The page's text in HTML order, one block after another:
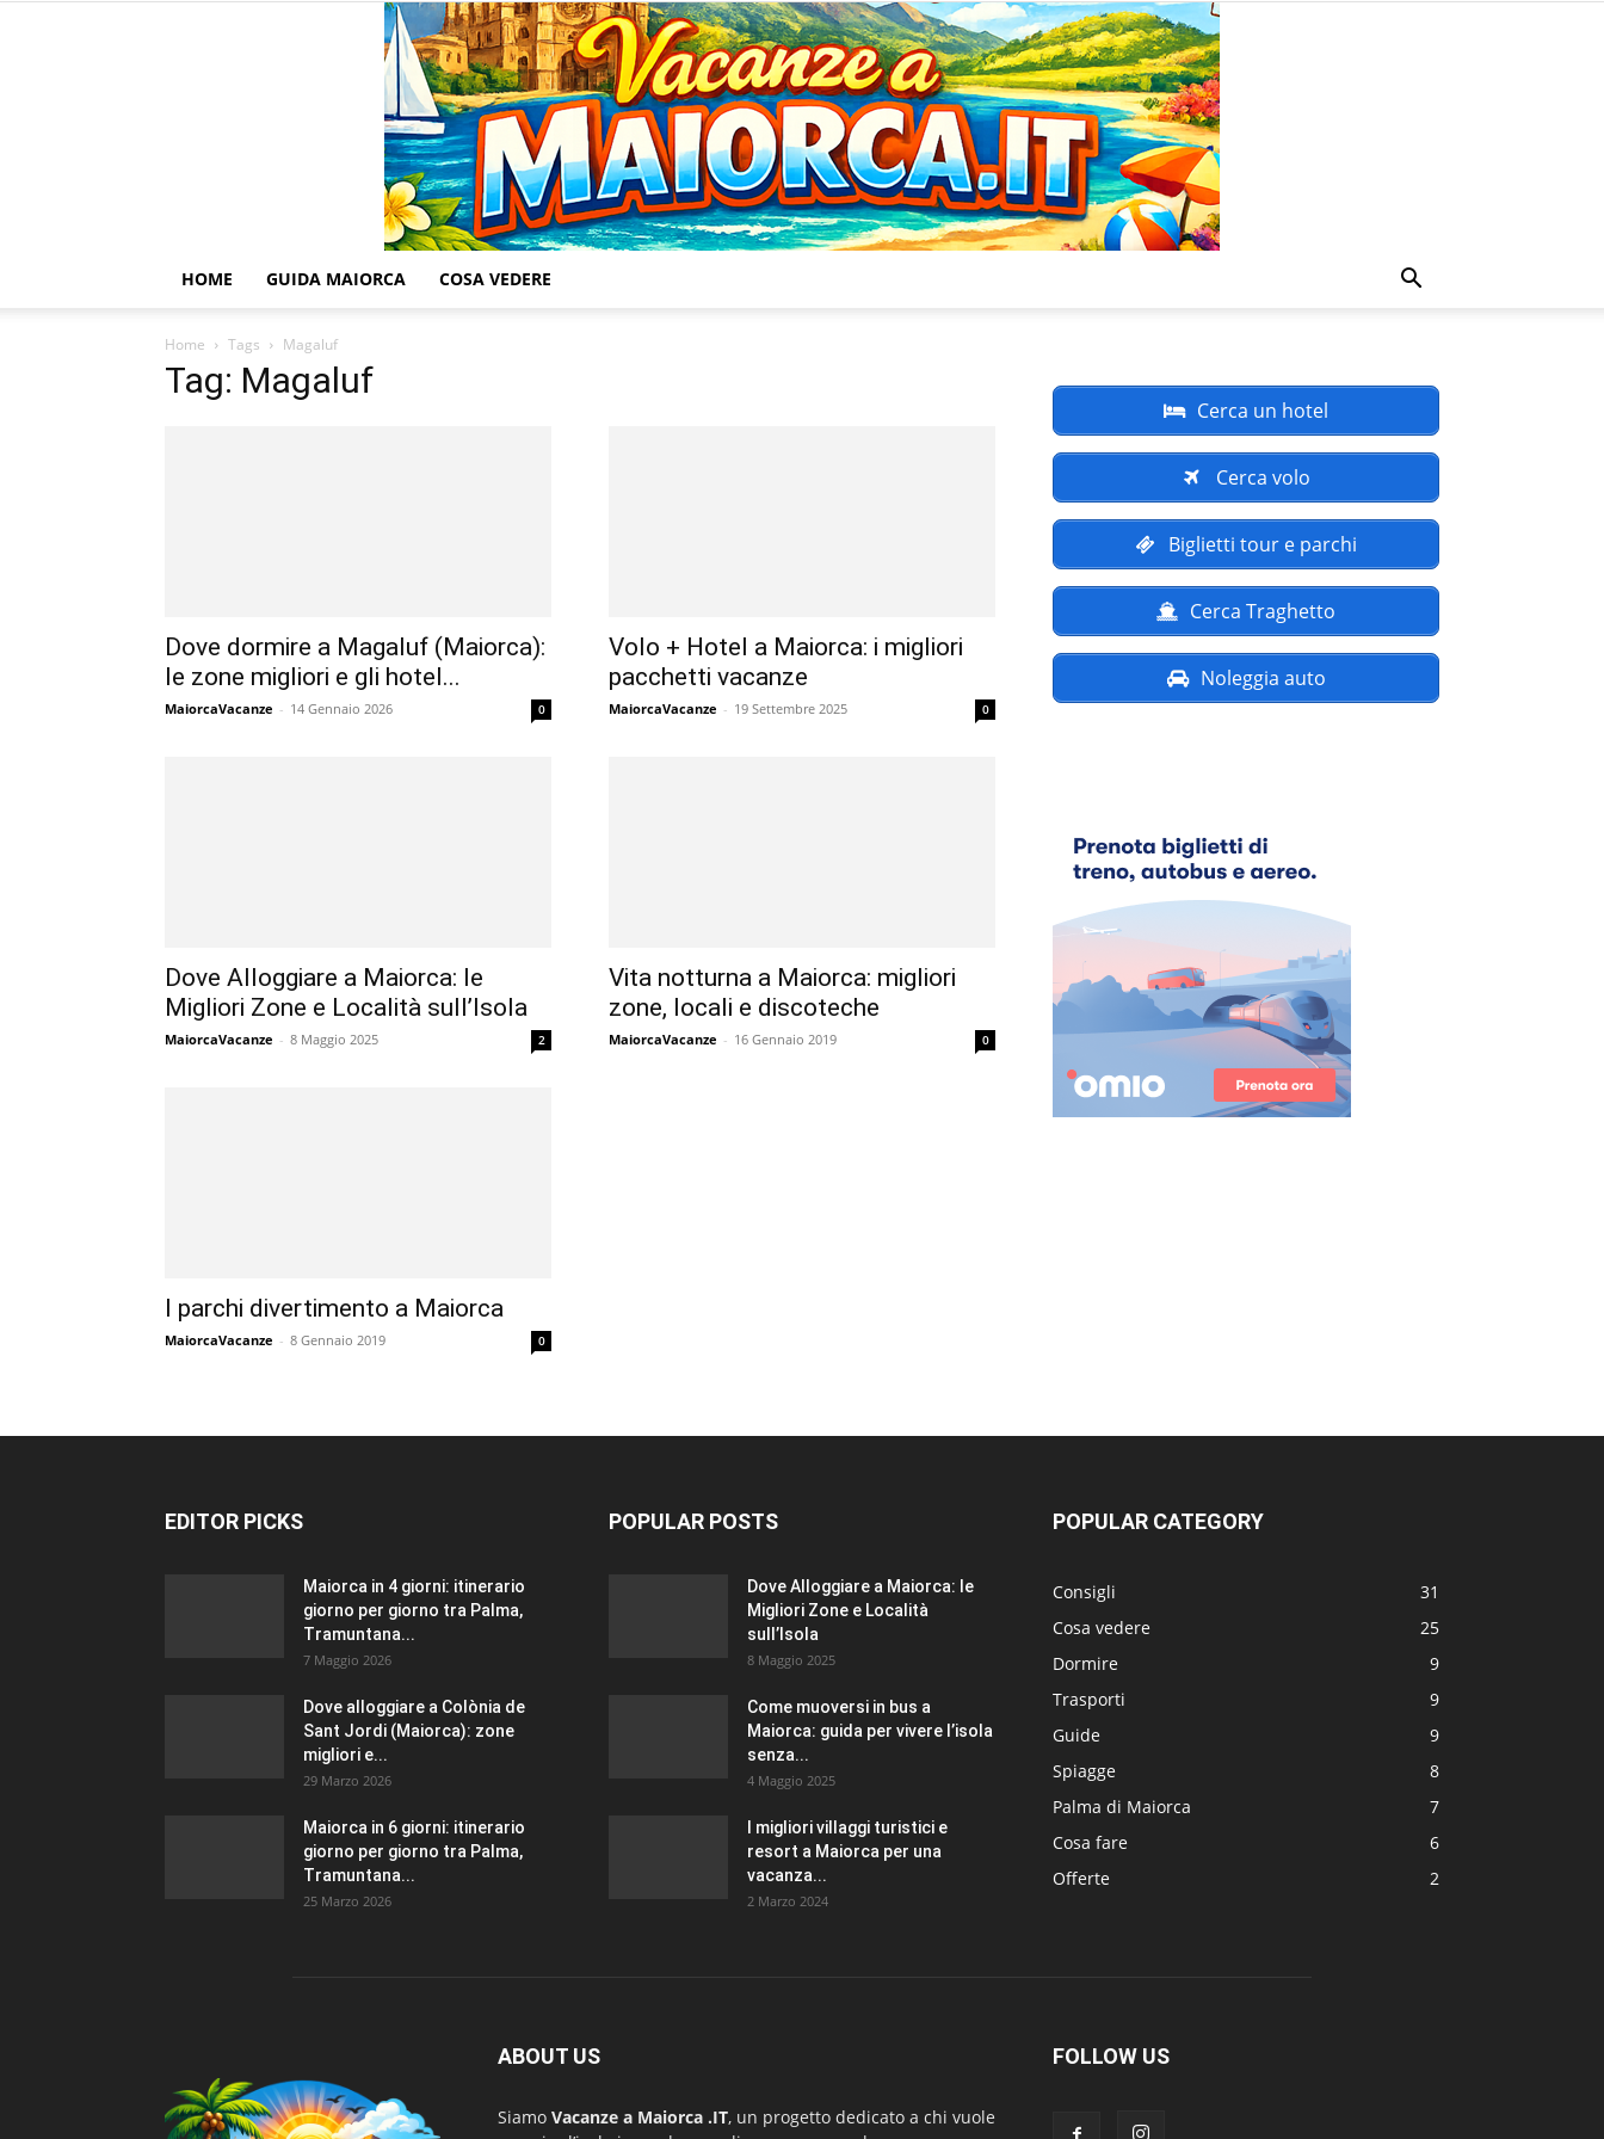
Maiorca
HOME GUIDA MAIORCA COSA VEDERE
Home Tags Magaluf
Tag: Magaluf
Dove dormire a Magaluf (Maiorca):
le zone migliori e gli hotel...
MaiorcaVacanze - 14 Gennaio 2026 0
Volo + Hotel a Maiorca: i migliori
pacchetti vacanze
MaiorcaVacanze - 19 Settembre 2025 0
Dove Alloggiare a Maiorca: le
Migliori Zone e Località sull’Isola
MaiorcaVacanze - 8 Maggio 2025 2
Vita notturna a Maiorca: migliori
zone, locali e discoteche
MaiorcaVacanze - 16 Gennaio 2019 0
I parchi divertimento a Maiorca
MaiorcaVacanze - 8 Gennaio 2019 0
Cerca un hotel
Cerca volo
Biglietti tour e parchi
Cerca Traghetto
Noleggia auto
EDITOR PICKS
Maiorca in 4 giorni: itinerario
giorno per giorno tra Palma,
Tramuntana...
7 Maggio 2026
Dove alloggiare a Colònia de
Sant Jordi (Maiorca): zone
migliori e...
29 Marzo 2026
Maiorca in 6 giorni: itinerario
giorno per giorno tra Palma,
Tramuntana...
25 Marzo 2026
POPULAR POSTS
Dove Alloggiare a Maiorca: le
Migliori Zone e Località
sull’Isola
8 Maggio 2025
Come muoversi in bus a
Maiorca: guida per vivere l’isola
senza...
4 Maggio 2025
I migliori villaggi turistici e
resort a Maiorca per una
vacanza...
2 Marzo 2024
POPULAR CATEGORY
Consigli
31
Cosa vedere
25
Dormire
9
Trasporti
9
Guide
9
Spiagge
8
Palma di Maiorca
7
Cosa fare
6
Offerte
2
ABOUT US
Siamo Vacanze a Maiorca .IT, un progetto dedicato a chi vuole
FOLLOW US